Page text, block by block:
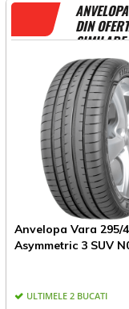
DIN
SIMILARE
Anvelopa Vara 295/
Asymmetric 3 SUV
ULTIMELE 2 BUCATI